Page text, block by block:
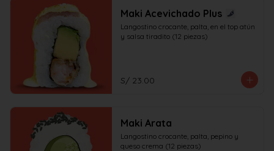
Maki Acevichado Plus
Langostino crocante, palta, en el top atún
y salsa tiradito (12 piezas)
S/ 23.00
Maki Arata
Langostino crocante, palta, pepino y
queso crema (12 piezas)